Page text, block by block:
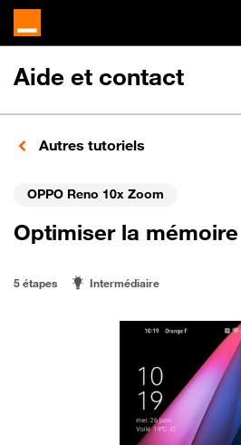
Aide et contact
Autres tutoriels
OPPO Reno 10x Zoom
Optimiser la mémoire
5 étapes Intermédiaire